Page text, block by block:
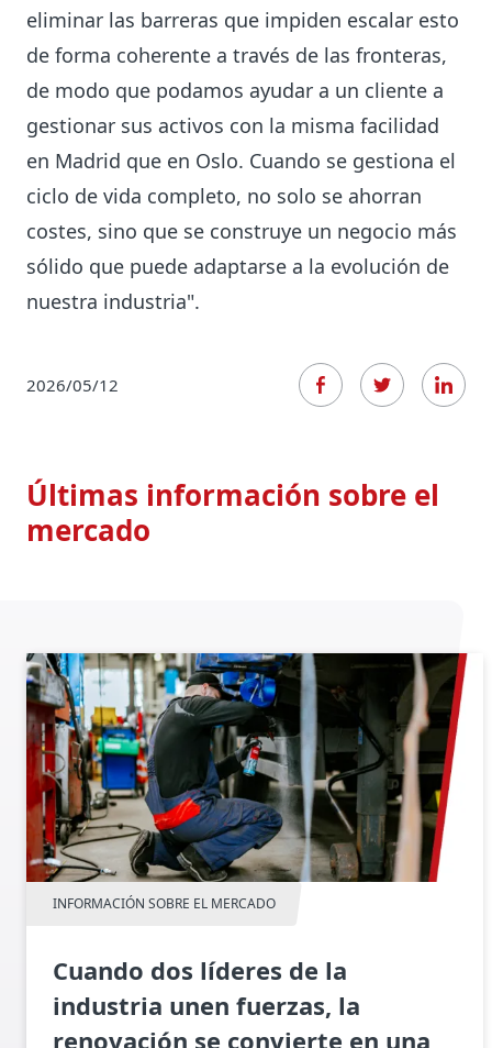
eliminar las barreras que impiden escalar esto
de forma coherente a través de las fronteras,
de modo que podamos ayudar a un cliente a
gestionar sus activos con la misma facilidad
en Madrid que en Oslo. Cuando se gestiona el
ciclo de vida completo, no solo se ahorran
costes, sino que se construye un negocio más
sólido que puede adaptarse a la evolución de
nuestra industria".
2026/05/12
Últimas información sobre el
mercado
INFORMACIÓN SOBRE EL MERCADO
Cuando dos líderes de la
industria unen fuerzas, la
renovación se convierte en una